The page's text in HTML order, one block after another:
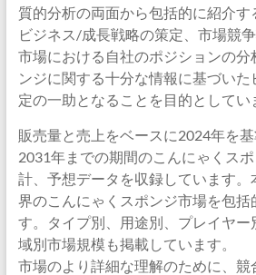
質的分析の両面から包括的に紹介
ビジネス/成長戦略の策定、市場競
市場における自社のポジションの分
ンジに関する十分な情報に基づい
定の一助となることを目的としてい
販売量と売上をベースに2024年を
2031年までの期間のこんにゃくス
計、予想データを収録しています
界のこんにゃくスポンジ市場を包括
す。タイプ別、用途別、プレイヤ
域別市場規模も掲載しています。
市場のより詳細な理解のために、競